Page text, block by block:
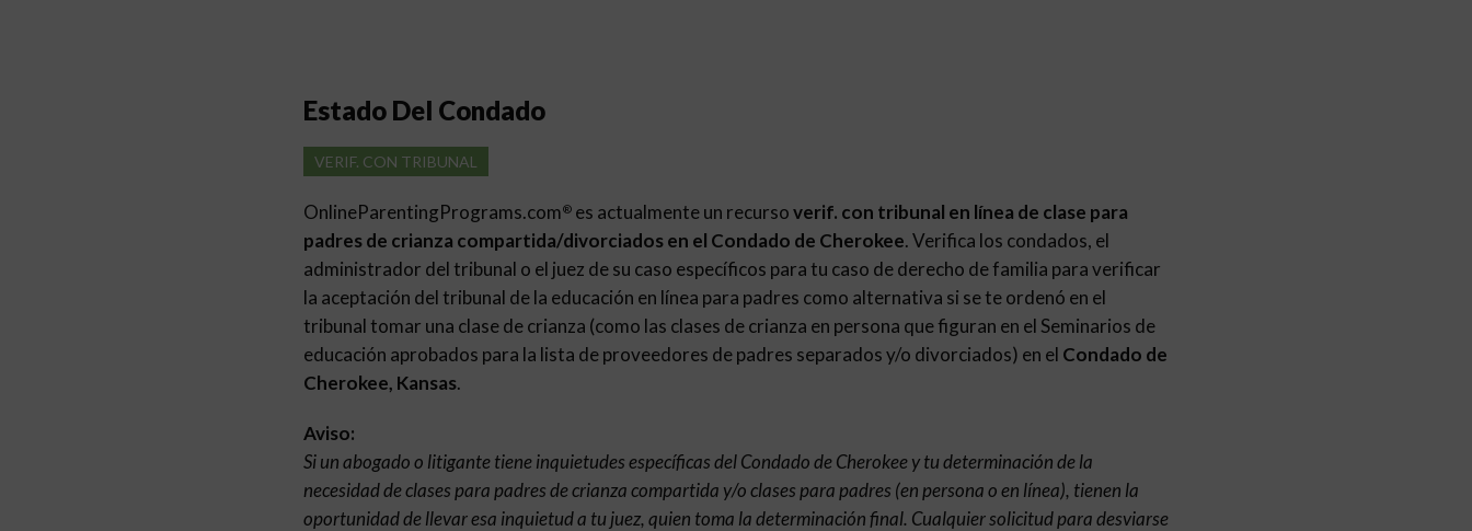
Estado Del Condado
VERIF. CON TRIBUNAL
OnlineParentingPrograms.com® es actualmente un recursoverif. con tribunal en línea de clase para
padres de crianza compartida/divorciados en el Condado de Cherokee. Verifica los condados, el
administrador del tribunal o el juez de su caso específicos para tu caso de derecho de familia para verificar
la aceptación del tribunal de la educación en línea para padres como alternativa si se te ordenó en el
tribunal tomar una clase de crianza (como las clases de crianza en persona que figuran en el Seminarios de
educación aprobados para la lista de proveedores de padres separados y/o divorciados) en el Condado de
Cherokee, Kansas.
Aviso:
Si un abogado o litigante tiene inquietudes específicas del Condado de Cherokee y tu determinación de la
necesidad de clases para padres de crianza compartida y/o clases para padres (en persona o en línea), tienen la
oportunidad de llevar esa inquietud a tu juez, quien toma la determinación final. Cualquier solicitud para desviarse